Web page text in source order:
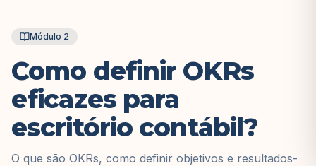
Módulo 2
Como definir OKRs
eficazes para
escritório contábil?
O que são OKRs, como definir objetivos e resultados-